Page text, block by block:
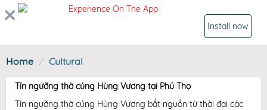
Home Cultural
Tín ngưỡng thờ cúng Hùng Vương tại Phú Thọ
Tín ngưỡng thờ cúng Hùng Vương bắt nguồn từ thời đại các
Experience On The App
Install now